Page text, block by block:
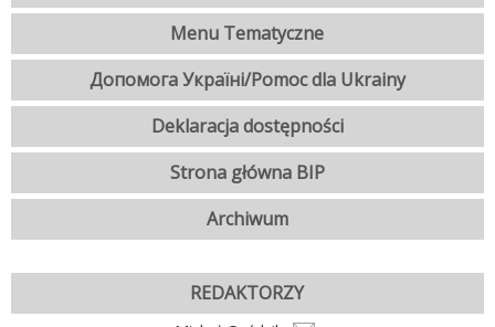
Menu Tematyczne
Допомога Україні/Pomoc dla Ukrainy
Deklaracja dostępności
Strona główna BIP
Archiwum
REDAKTORZY